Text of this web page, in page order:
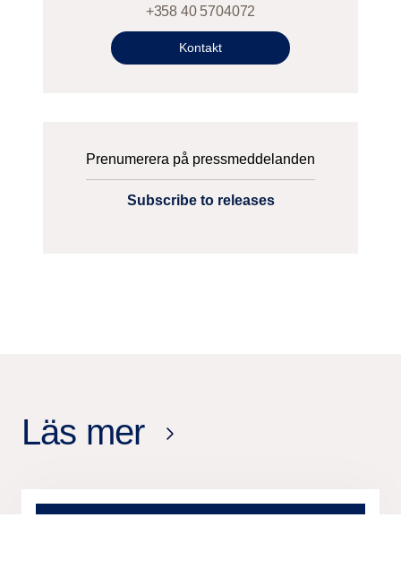
+358 40 5704072
Kontakt
Prenumerera på pressmeddelanden
Subscribe to releases
Läs mer